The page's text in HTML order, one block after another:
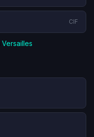
CIF
Versailles